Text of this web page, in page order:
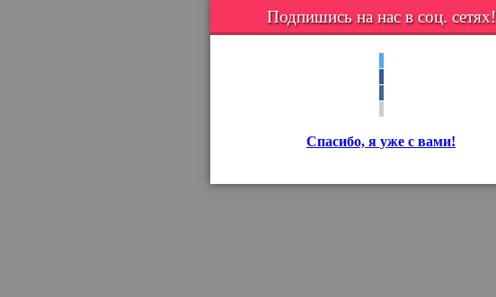
Подпишись на нас в соц. сетях!
Спасибо, я уже с вами!